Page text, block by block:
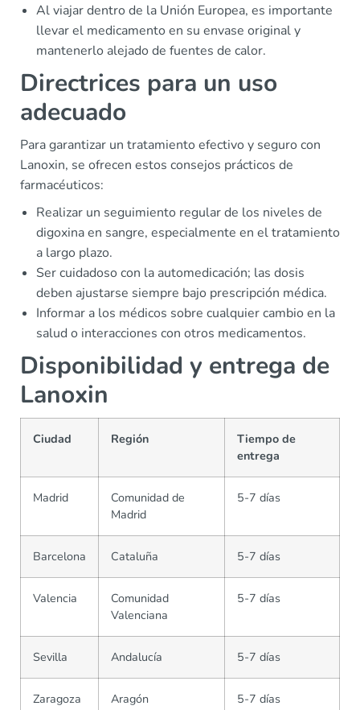
Al viajar dentro de la Unión Europea, es importante
llevar el medicamento en su envase original y
mantenerlo alejado de fuentes de calor.
Directrices para un uso
adecuado
Para garantizar un tratamiento efectivo y seguro con
Lanoxin, se ofrecen estos consejos prácticos de
farmacéuticos:
Realizar un seguimiento regular de los niveles de
digoxina en sangre, especialmente en el tratamiento
a largo plazo.
Ser cuidadoso con la automedicación; las dosis
deben ajustarse siempre bajo prescripción médica.
Informar a los médicos sobre cualquier cambio en la
salud o interacciones con otros medicamentos.
Disponibilidad y entrega de
Lanoxin
Ciudad Región
Tiempo de
entrega
Madrid
Comunidad de
Madrid
5-7 días
Barcelona Cataluña 5-7 días
Valencia
Comunidad
Valenciana
5-7 días
Sevilla Andalucía 5-7 días
Zaragoza Aragón 5-7 días